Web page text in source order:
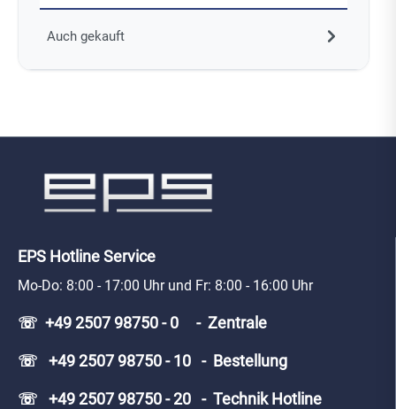
Auch gekauft
EPS Hotline Service
Mo-Do: 8:00 - 17:00 Uhr und Fr: 8:00 - 16:00 Uhr
☏ +49 2507 98750 - 0 - Zentrale
☏ +49 2507 98750 - 10 - Bestellung
☏ +49 2507 98750 - 20 - Technik Hotline